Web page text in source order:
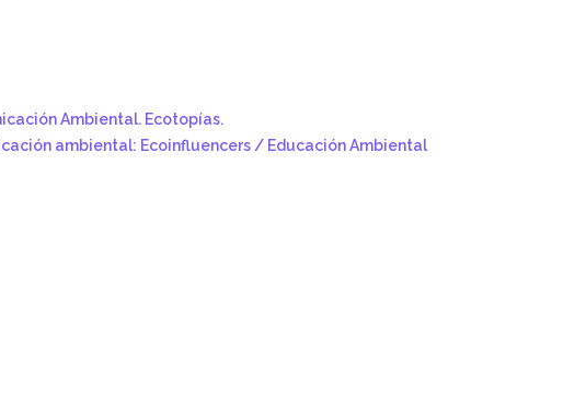
Ambiental. Ecotopías.
ambiental: Ecoinfluencers / Educación Ambiental